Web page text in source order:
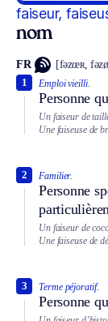
faiseur,
nom
FR [fəzœʀ,
Emploi vieilli.
Personne
1
Un faiseur de
Une faiseuse de
Familier.
Personne
2
Un faiseur de
Une faiseuse de
Terme péjoratif.
Personne
3